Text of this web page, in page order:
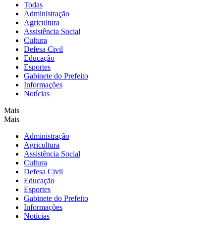
Todas
Administração
Agricultura
Assistência Social
Cultura
Defesa Civil
Educação
Esportes
Gabinete do Prefeito
Informações
Notícias
Mais
Mais
Administração
Agricultura
Assistência Social
Cultura
Defesa Civil
Educação
Esportes
Gabinete do Prefeito
Informações
Notícias